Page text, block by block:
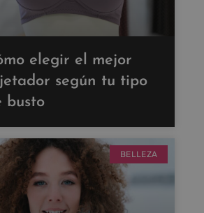
elegir el mejor
según tu tipo
busto
BELLEZA